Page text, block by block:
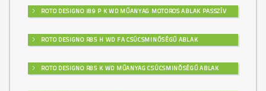
ROTO DESIGNO I89 P K WD MŰANYAG MOTOROS ABLAK PASSZÍV
ROTO DESIGNO R85 H WD FA CSÚCSMINŐSÉGŰ ABLAK
ROTO DESIGNO R85 K WD MŰANYAG CSÚCSMINŐSÉGŰ ABLAK